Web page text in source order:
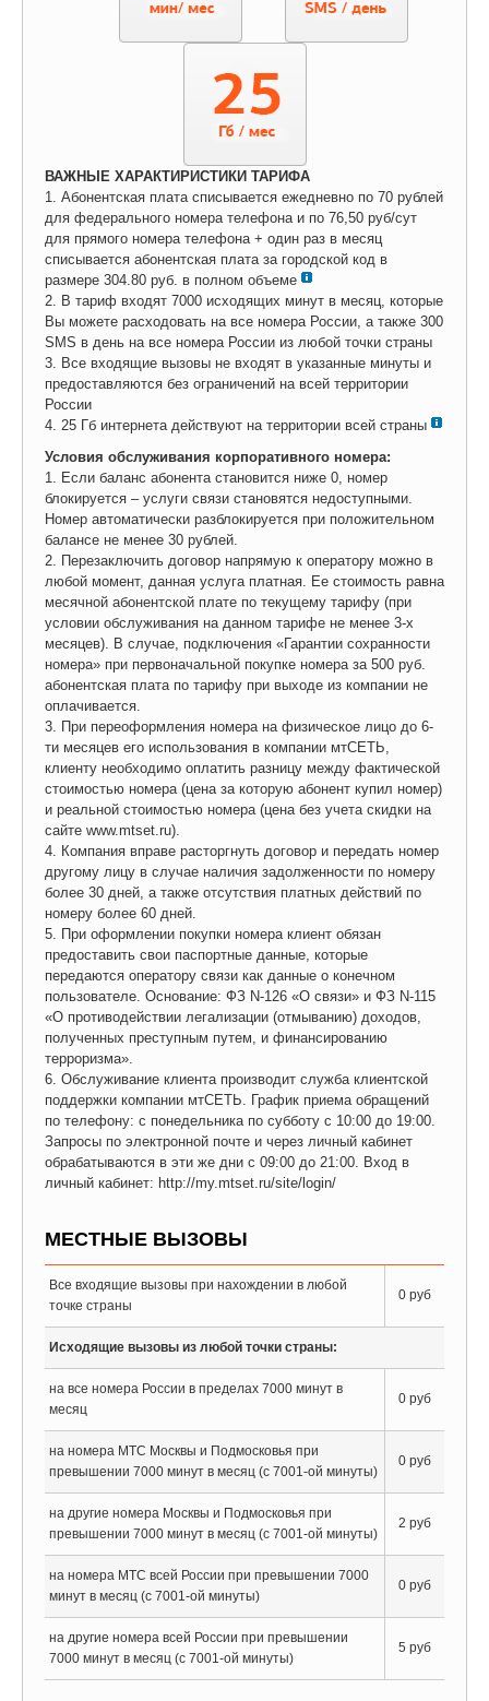
ВАЖНЫЕ ХАРАКТИРИСТИКИ ТАРИФА
1. Абонентская плата списывается ежедневно по 70 рублей
для федерального номера телефона и по 76,50 руб/сут
для прямого номера телефона + один раз в месяц
списывается абонентская плата за городской код в
размере 304.80 руб. в полном объеме
2. В тариф входят 7000 исходящих минут в месяц, которые
Вы можете расходовать на все номера России, а также 300
SMS в день на все номера России из любой точки страны
3. Все входящие вызовы не входят в указанные минуты и
предоставляются без ограничений на всей территории
России
4. 25 Гб интернета действуют на территории всей страны
Условия обслуживания корпоративного номера:
1. Если баланс абонента становится ниже 0, номер
блокируется – услуги связи становятся недоступными.
Номер автоматически разблокируется при положительном
балансе не менее 30 рублей.
2. Перезаключить договор напрямую к оператору можно в
любой момент, данная услуга платная. Ее стоимость равна
месячной абонентской плате по текущему тарифу (при
условии обслуживания на данном тарифе не менее 3-х
месяцев). В случае, подключения «Гарантии сохранности
номера» при первоначальной покупке номера за 500 руб.
абонентская плата по тарифу при выходе из компании не
оплачивается.
3. При переоформления номера на физическое лицо до 6-
ти месяцев его использования в компании мтСЕТЬ,
клиенту необходимо оплатить разницу между фактической
стоимостью номера (цена за которую абонент купил номер)
и реальной стоимостью номера (цена без учета скидки на
сайте www.mtset.ru).
4. Компания вправе расторгнуть договор и передать номер
другому лицу в случае наличия задолженности по номеру
более 30 дней, а также отсутствия платных действий по
номеру более 60 дней.
5. При оформлении покупки номера клиент обязан
предоставить свои паспортные данные, которые
передаются оператору связи как данные о конечном
пользователе. Основание: ФЗ N-126 «О связи» и ФЗ N-115
«О противодействии легализации (отмыванию) доходов,
полученных преступным путем, и финансированию
терроризма».
6. Обслуживание клиента производит служба клиентской
поддержки компании мтСЕТЬ. График приема обращений
по телефону: с понедельника по субботу с 10:00 до 19:00.
Запросы по электронной почте и через личный кабинет
обрабатываются в эти же дни с 09:00 до 21:00. Вход в
личный кабинет: http://my.mtset.ru/site/login/
МЕСТНЫЕ ВЫЗОВЫ
Все входящие вызовы при нахождении в любой
точке страны
0 руб
Исходящие вызовы из любой точки страны:
на все номера России в пределах 7000 минут в
месяц
0 руб
на номера МТС Москвы и Подмосковья при
превышении 7000 минут в месяц (с 7001-ой минуты)
0 руб
на другие номера Москвы и Подмосковья при
превышении 7000 минут в месяц (с 7001-ой минуты)
2 руб
на номера МТС всей России при превышении 7000
минут в месяц (с 7001-ой минуты)
0 руб
на другие номера всей России при превышении
7000 минут в месяц (с 7001-ой минуты)
5 руб